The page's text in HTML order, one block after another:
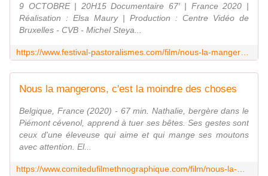
9 OCTOBRE | 20H15 Documentaire 67′ | France 2020 |
Réalisation : Elsa Maury | Production : Centre Vidéo de
Bruxelles - CVB - Michel Steya...
Nous la mangerons, c'est la moindre des choses
Belgique, France (2020) - 67 min. Nathalie, bergère dans le
Piémont cévenol, apprend à tuer ses bêtes. Ses gestes sont
ceux d'une éleveuse qui aime et qui mange ses moutons
avec attention. El...